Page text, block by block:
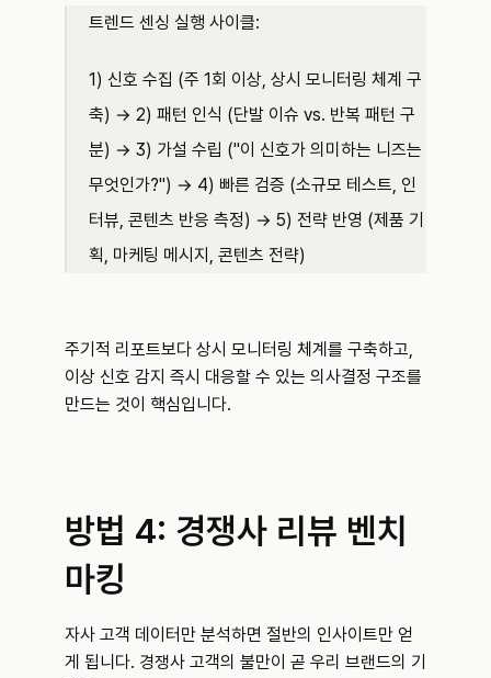
트렌드 센싱 실행 사이클:
1) 신호 수집 (주 1회 이상, 상시 모니터링 체계 구
축) → 2) 패턴 인식 (단발 이슈 vs. 반복 패턴 구
분) → 3) 가설 수립 ("이 신호가 의미하는 니즈는
무엇인가?") → 4) 빠른 검증 (소규모 테스트, 인
터뷰, 콘텐츠 반응 측정) → 5) 전략 반영 (제품 기
획, 마케팅 메시지, 콘텐츠 전략)
주기적 리포트보다 상시 모니터링 체계를 구축하고,
이상 신호 감지 즉시 대응할 수 있는 의사결정 구조를
만드는 것이 핵심입니다.
방법 4: 경쟁사 리뷰 벤치
마킹
자사 고객 데이터만 분석하면 절반의 인사이트만 얻
게 됩니다. 경쟁사 고객의 불만이 곧 우리 브랜드의 기